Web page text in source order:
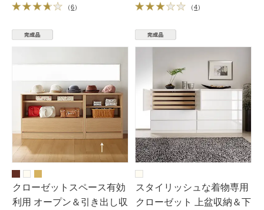
（6） （4）
クローゼットスペース有効
利用 オープン＆引き出し収
スタイリッシュな着物専用
クローゼット 上盆収納＆下